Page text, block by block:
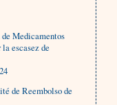
Medicamentos
escasez de
de Reembolso de